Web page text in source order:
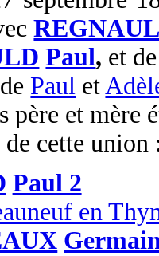
Paul, et
Paul et
père et mère
de cette union
Paul 2
en